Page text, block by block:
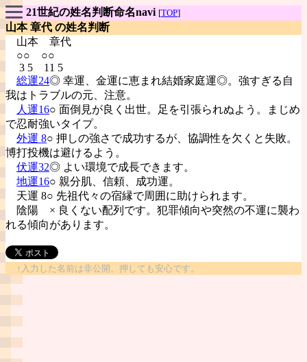
21世紀の姓名判断命名navi [TOP]
山本 章代 の姓名判断
山本 章代
○○ ○○
3 5 11 5
総運24◎ 幸運、金運に恵まれ結婚家庭運◎。強すぎる自
我はトラブルの元、注意。
人運16○ 面倒見が良く出世。足を引張られぬよう。まじめ
で忍耐強いタイプ。
外運 8○ 押しの強さで成功するが、協調性を欠くと失敗。
博打投機は避けるよう。
伏運32◎ よい環境で成長できます。
地運16○ 親分肌、信頼、成功運。
天運 8○ 先祖代々の宿縁で周囲に助けられます。
陰陽 × 良くない配列です。犯罪傾向や突然の不運に襲わ
れる傾向があります。
↑入力した名前は非公開。押しても安心です。